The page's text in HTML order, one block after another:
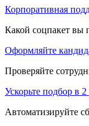
Корпоративная
Какой соцпакет вы
Оформляйте
Проверяйте
Ускорьте подбор в
Автоматизируйте